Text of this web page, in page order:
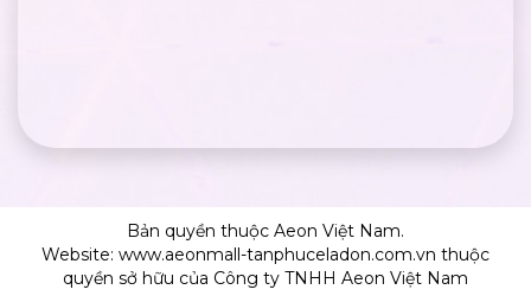
Bản quyền thuộc Aeon Việt Nam.
Website: www.aeonmall-tanphuceladon.com.vn thuộc
quyền sở hữu của Công ty TNHH Aeon Việt Nam